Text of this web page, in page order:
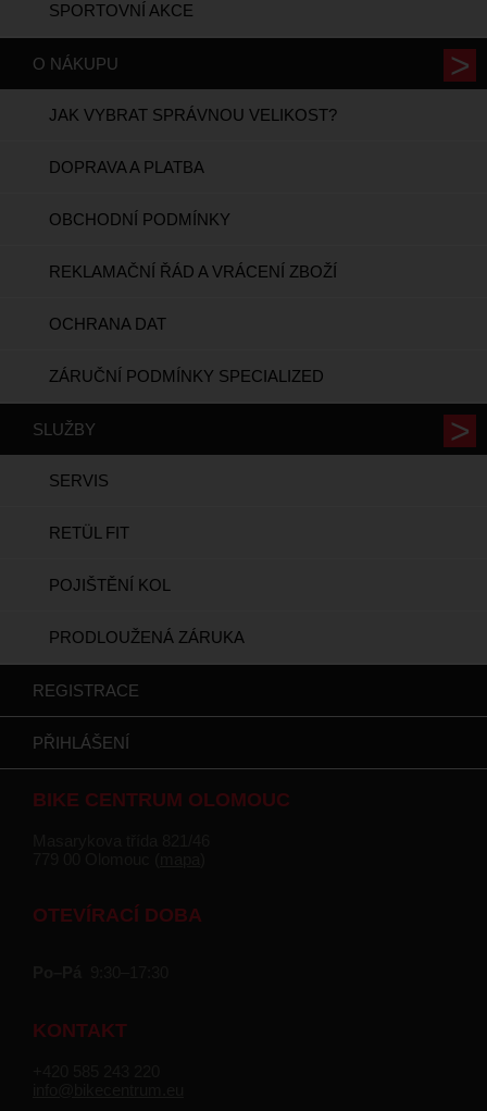
SPORTOVNÍ AKCE
O NÁKUPU
JAK VYBRAT SPRÁVNOU VELIKOST?
DOPRAVA A PLATBA
OBCHODNÍ PODMÍNKY
REKLAMAČNÍ ŘÁD A VRÁCENÍ ZBOŽÍ
OCHRANA DAT
ZÁRUČNÍ PODMÍNKY SPECIALIZED
SLUŽBY
SERVIS
RETÜL FIT
POJIŠTĚNÍ KOL
PRODLOUŽENÁ ZÁRUKA
REGISTRACE
PŘIHLÁŠENÍ
BIKE CENTRUM OLOMOUC
OTEVÍRACÍ DOBA
KONTAKT